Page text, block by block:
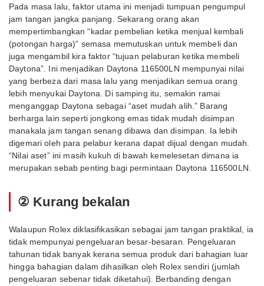
Pada masa lalu, faktor utama ini menjadi tumpuan pengumpul
jam tangan jangka panjang. Sekarang orang akan
mempertimbangkan “kadar pembelian ketika menjual kembali
(potongan harga)” semasa memutuskan untuk membeli dan
juga mengambil kira faktor “tujuan pelaburan ketika membeli
Daytona”. Ini menjadikan Daytona 116500LN mempunyai nilai
yang berbeza dari masa lalu yang menjadikan semua orang
lebih menyukai Daytona. Di samping itu, semakin ramai
menganggap Daytona sebagai “aset mudah alih.” Barang
berharga lain seperti jongkong emas tidak mudah disimpan
manakala jam tangan senang dibawa dan disimpan. Ia lebih
digemari oleh para pelabur kerana dapat dijual dengan mudah.
“Nilai aset” ini masih kukuh di bawah kemelesetan dimana ia
merupakan sebab penting bagi permintaan Daytona 116500LN.
② Kurang bekalan
Walaupun Rolex diklasifikasikan sebagai jam tangan praktikal, ia
tidak mempunyai pengeluaran besar-besaran. Pengeluaran
tahunan tidak banyak kerana semua produk dari bahagian luar
hingga bahagian dalam dihasilkan oleh Rolex sendiri (jumlah
pengeluaran sebenar tidak diketahui). Berbanding dengan